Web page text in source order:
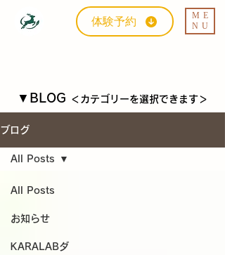
体験予約
ME
NU
▼BLOG ＜カテゴリーを選択できます＞
ブログ
All Posts
お知らせ
KARALABダ
All Posts